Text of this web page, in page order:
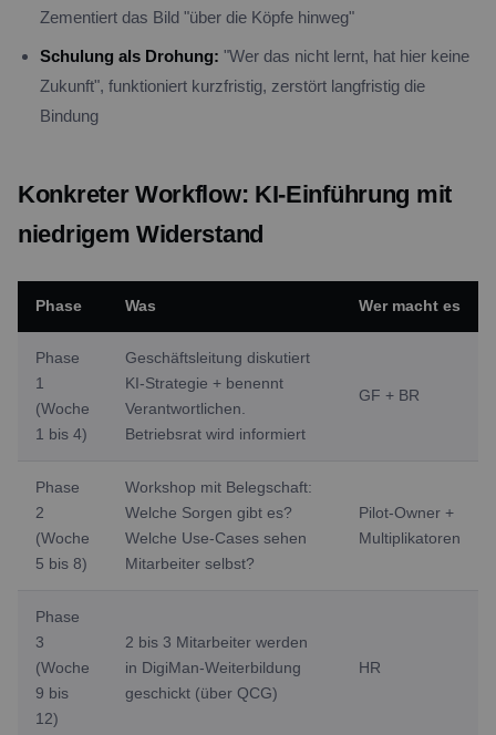
Zementiert das Bild "über die Köpfe hinweg"
Schulung als Drohung: "Wer das nicht lernt, hat hier keine
Zukunft", funktioniert kurzfristig, zerstört langfristig die
Bindung
Konkreter Workflow: KI-Einführung mit
niedrigem Widerstand
Phase Was Wer macht es
Phase
1
(Woche
1 bis 4)
Geschäftsleitung diskutiert
KI-Strategie + benennt
Verantwortlichen.
Betriebsrat wird informiert
GF + BR
Phase
2
(Woche
5 bis 8)
Workshop mit Belegschaft:
Welche Sorgen gibt es?
Welche Use-Cases sehen
Mitarbeiter selbst?
Pilot-Owner +
Multiplikatoren
Phase
3
(Woche
9 bis
12)
2 bis 3 Mitarbeiter werden
in DigiMan-Weiterbildung
geschickt (über QCG)
HR